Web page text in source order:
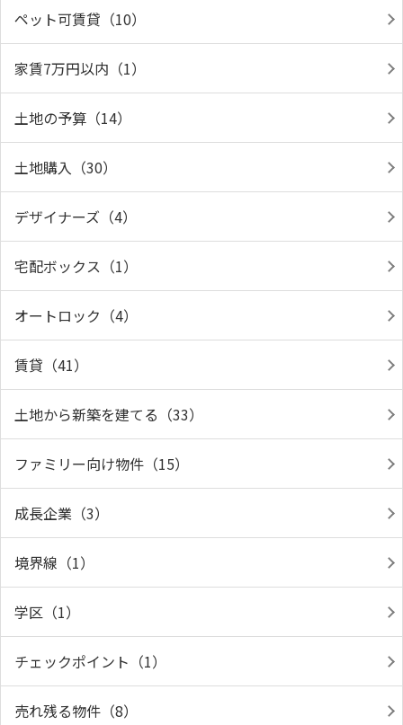
ペット可賃貸（10）
家賃7万円以内（1）
土地の予算（14）
土地購入（30）
デザイナーズ（4）
宅配ボックス（1）
オートロック（4）
賃貸（41）
土地から新築を建てる（33）
ファミリー向け物件（15）
成長企業（3）
境界線（1）
学区（1）
チェックポイント（1）
売れ残る物件（8）